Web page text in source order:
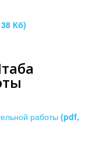
Кб)
работы (pdf,